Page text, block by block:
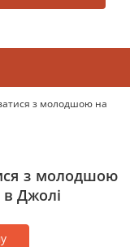
з молодшою на
з молодшою
Джолі